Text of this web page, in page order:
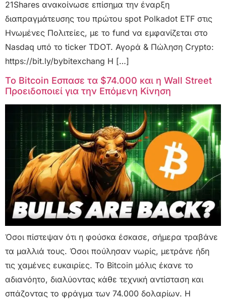
21Shares ανακοίνωσε επίσημα την έναρξη
διαπραγμάτευσης του πρώτου spot Polkadot ETF στις
Ηνωμένες Πολιτείες, με το fund να εμφανίζεται στο
Nasdaq υπό το ticker TDOT. Αγορά & Πώληση Crypto:
https://bit.ly/bybitexchang Η […]
Το Bitcoin Εσπασε τα $74.000 και η Wall Street
Προειδοποιεί για την Επόμενη Κίνηση
Όσοι πίστεψαν ότι η φούσκα έσκασε, σήμερα τραβάνε
τα μαλλιά τους. Όσοι πούλησαν νωρίς, μετράνε ήδη
τις χαμένες ευκαιρίες. Το Bitcoin μόλις έκανε το
αδιανόητο, διαλύοντας κάθε τεχνική αντίσταση και
σπάζοντας το φράγμα των 74.000 δολαρίων. Η